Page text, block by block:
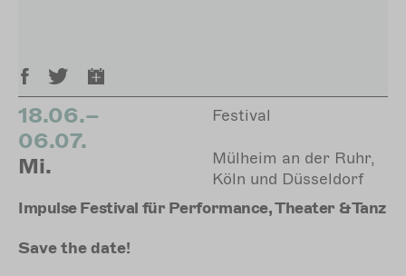
18.06.–
06.07.
Mi.
Festival
Mülheim an der Ruhr,
Köln und Düsseldorf
Impulse Festival für Performance, Theater & Tanz
Save the date!